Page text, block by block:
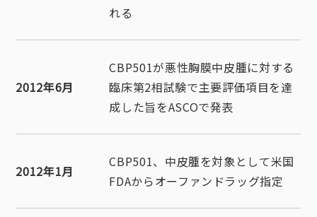
れる
2012年6月
CBP501が悪性胸膜中皮腫に対する
臨床第2相試験で主要評価項目を達
成した旨をASCOで発表
2012年1月
CBP501、中皮腫を対象として米国
FDAからオーファンドラッグ指定